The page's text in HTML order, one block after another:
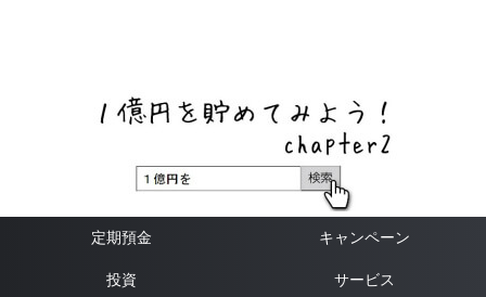
定期預金 キャンペーン
投資 サービス